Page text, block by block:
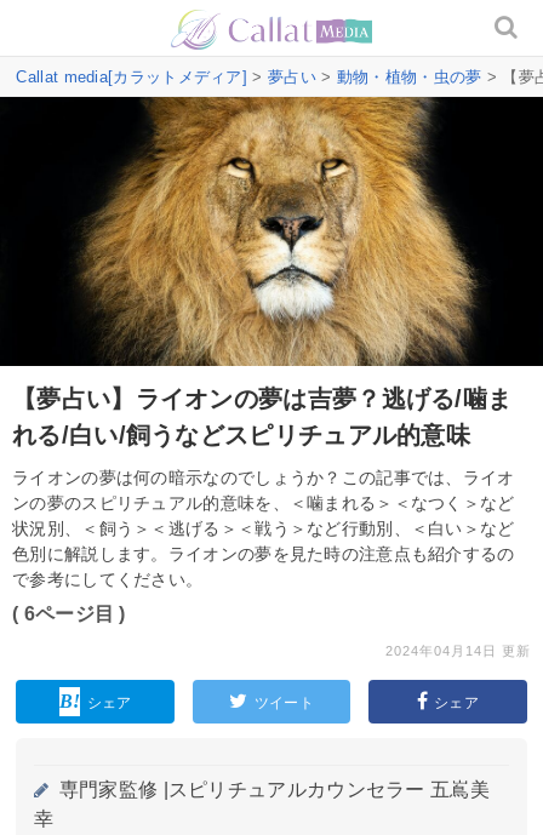
Callat media[カラットメディア] > 夢占い> 動物・植物・虫の夢 > 【夢
【夢占い】ライオンの夢は吉夢？逃げる/噛ま
れる/白い/飼うなどスピリチュアル的意味
ライオンの夢は何の暗示なのでしょうか？この記事では、ライオ
ンの夢のスピリチュアル的意味を、＜噛まれる＞＜なつく＞など
状況別、＜飼う＞＜逃げる＞＜戦う＞など行動別、＜白い＞など
色別に解説します。ライオンの夢を見た時の注意点も紹介するの
で参考にしてください。
( 6ページ目 )
2024年04月14日 更新
シェア ツイート シェア
専門家監修 |
スピリチュアルカウンセラー 五嶌美
幸